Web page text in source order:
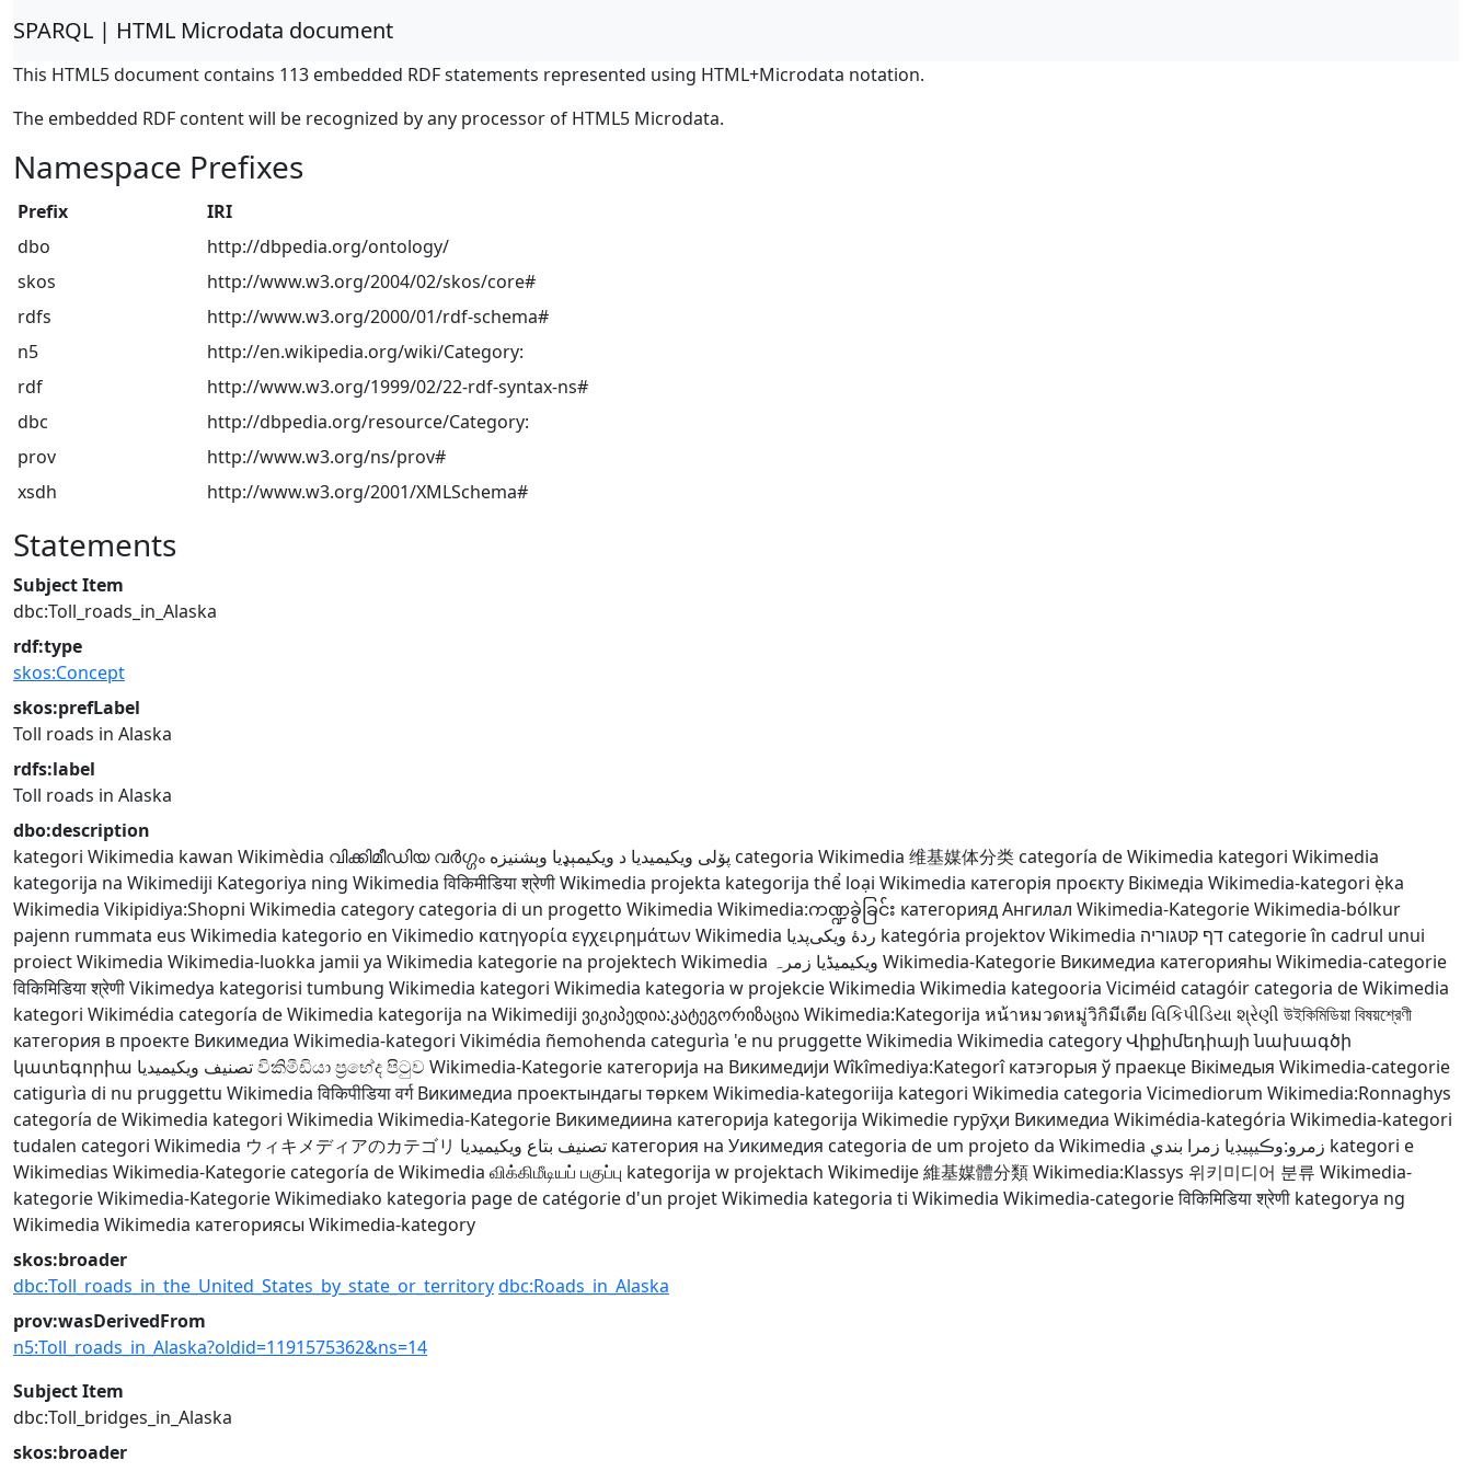
SPARQL | HTML Microdata document
This HTML5 document contains 113 embedded RDF statements represented using HTML+Microdata notation.
The embedded RDF content will be recognized by any processor of HTML5 Microdata.
Namespace Prefixes
Prefix
IRI
dbo
http://dbpedia.org/ontology/
skos
http://www.w3.org/2004/02/skos/core#
rdfs
http://www.w3.org/2000/01/rdf-schema#
n5
http://en.wikipedia.org/wiki/Category:
rdf
http://www.w3.org/1999/02/22-rdf-syntax-ns#
dbc
http://dbpedia.org/resource/Category:
prov
http://www.w3.org/ns/prov#
xsdh
http://www.w3.org/2001/XMLSchema#
Statements
Subject Item
dbc:Toll_roads_in_Alaska
rdf:type
skos:Concept
skos:prefLabel
Toll roads in Alaska
rdfs:label
Toll roads in Alaska
dbo:description
kategori Wikimedia kawan Wikimèdia വിക്കിമീഡിയ വർഗ്ഗം پۆلی ویکیمیدیا د ويکيمېډيا وېشنيزه categoria Wikimedia 维基媒体分类 categoría de Wikimedia kategori Wikimedia
kategorija na Wikimediji Kategoriya ning Wikimedia विकिमीडिया श्रेणीWikimedia projekta kategorija thể loại Wikimedia категорія проєкту Вікімедіа Wikimedia-kategori ẹ̀ka
Wikimedia Vikipidiya:Shopni Wikimedia category categoria di un progetto Wikimedia Wikimedia:ကဏ္ဍခွဲခြင်း категорияд Ангилал Wikimedia-KategorieWikimedia-bólkur
pajenn rummata eus Wikimedia kategorio en Vikimedio κατηγορία εγχειρημάτων Wikimedia ردهٔ ویکی‌پدیا kategória projektov Wikimedia דף קטגוריה categorie în cadrul unui
proiect Wikimedia Wikimedia-luokka jamii ya Wikimedia kategorie na projektech Wikimedia ویکیمیڈیا زمرہ Wikimedia-Kategorie Викимедиа категорияһы Wikimedia-categorie
विकिमिडिया श्रेणीVikimedya kategorisi tumbung Wikimedia kategori Wikimedia kategoria w projekcie Wikimedia Wikimedia kategooria Viciméid catagóir categoria de Wikimedia
kategori Wikimédia categoría de Wikimedia kategorija na Wikimediji ვიკიპედია:კატეგორიზაციაWikimedia:Kategorija หน้าหมวดหมู่วิกิมีเดีย વિકિપીડિયા શ્રેણી উইকিমিডিয়া বিষয়শ্রেণী
категория в проекте Викимедиа Wikimedia-kategori Vikimédia ñemohenda categurìa 'e nu pruggette Wikimedia Wikimedia categoryՎիքիմեդիայի նախագծի
կատեգորիա تصنيف ويكيميدياවිකිමීඩියා ප්‍රභේද පිටුව Wikimedia-Kategorie категорија на Викимедији Wîkîmediya:Kategorî катэгорыя ў праекце Вікімедыя Wikimedia-categorie
catigurìa di nu pruggettu Wikimedia विकिपीडिया वर्ग Викимедиа проектындагы төркем Wikimedia-kategoriija kategori Wikimedia categoria Vicimediorum Wikimedia:Ronnaghys
categoría de Wikimedia kategori Wikimedia Wikimedia-Kategorie Викимедиина категорија kategorija Wikimedie гурӯҳи Викимедиа Wikimédia-kategória Wikimedia-kategori
tudalen categori Wikimedia ウィキメディアのカテゴリ تصنيف بتاع ويكيميديا категория на Уикимедия categoria de um projeto da Wikimedia زمرو:وڪيپيڊيا زمرا بندي kategori e
Wikimedias Wikimedia-Kategorie categoría de Wikimedia விக்கிமீடியப் பகுப்பு kategorija w projektach Wikimedije維基媒體分類Wikimedia:Klassys 위키미디어 분류 Wikimedia-
kategorieWikimedia-KategorieWikimediako kategoria page de catégorie d'un projet Wikimedia kategoria ti Wikimedia Wikimedia-categorieविकिमिडिया श्रेणी kategorya ng
Wikimedia Wikimedia категориясы Wikimedia-kategory
skos:broader
dbc:Toll_roads_in_the_United_States_by_state_or_territorydbc:Roads_in_Alaska
prov:wasDerivedFrom
n5:Toll_roads_in_Alaska?oldid=1191575362&ns=14
Subject Item
dbc:Toll_bridges_in_Alaska
skos:broader